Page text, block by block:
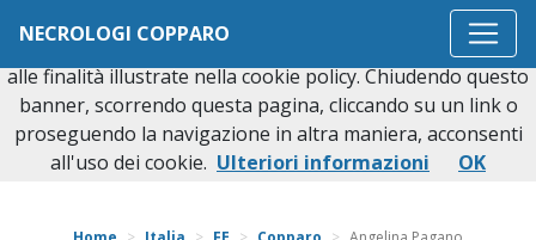
NECROLOGI COPPARO
Torna indietro
Questo sito o gli strumenti terzi da questo utilizzati si
avvalgono di cookie necessari al funzionamento ed utili
alle finalità illustrate nella cookie policy. Chiudendo questo
banner, scorrendo questa pagina, cliccando su un link o
proseguendo la navigazione in altra maniera, acconsenti
all'uso dei cookie. Ulteriori informazioni OK